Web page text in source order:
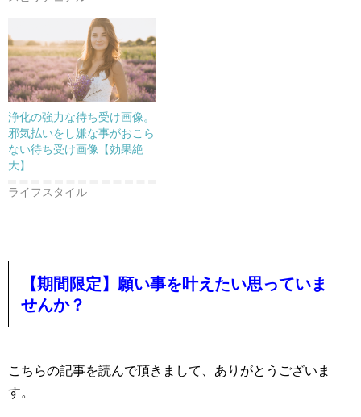
浄化の強力な待ち受け画像。
邪気払いをし嫌な事がおこら
ない待ち受け画像【効果絶
大】
ライフスタイル
【期間限定】願い事を叶えたい思っていま
せんか？
こちらの記事を読んで頂きまして、ありがとうございま
す。